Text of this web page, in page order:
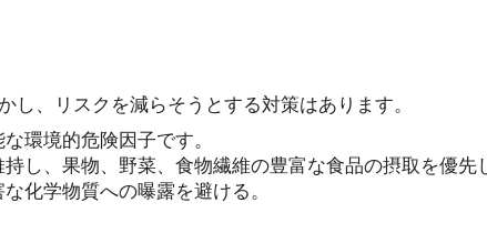
、リスクを減らそうとする対策はあります。
環境的危険因子です。
し、果物、野菜、食物繊維の豊富な食品の摂取を優先
化学物質への曝露を避ける。